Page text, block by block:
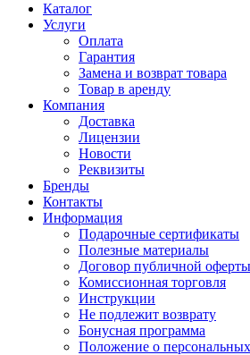
Каталог
Услуги
Оплата
Гарантия
Замена и возврат товара
Товар в аренду
Компания
Доставка
Лицензии
Новости
Реквизиты
Бренды
Контакты
Информация
Подарочные сертификаты
Полезные материалы
Договор публичной оферты
Комиссионная торговля
Инструкции
Не подлежит возврату
Бонусная программа
Положение о